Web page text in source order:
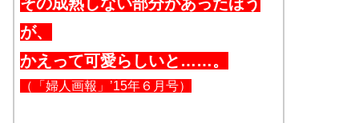
が、
かえって可愛らしいと……。
（「婦人画報」’15年６月号）